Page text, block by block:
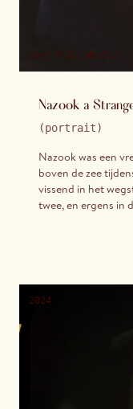
door Milo Weiler
Nazook a
(portrait)
Nazook was een
boven de zee
vissend in het
twee, en ergens in
2024